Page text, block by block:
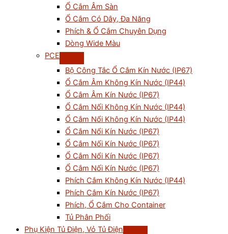
Ổ Cắm Âm Sàn
Ổ Cắm Có Dây, Đa Năng
Phích & Ổ Cắm Chuyên Dụng
Dòng Wide Màu
PCE
Bộ Công Tắc Ổ Cắm Kín Nước (IP67)
Ổ Cắm Âm Không Kín Nước (IP44)
Ổ Cắm Âm Kín Nước (IP67)
Ổ Cắm Nối Không Kín Nước (IP44)
Ổ Cắm Nổi Không Kín Nước (IP44)
Ổ Cắm Nổi Kín Nước (IP67)
Ổ Cắm Nối Kín Nước (IP67)
Ổ Cắm Nổi Kín Nước (IP67)
Ổ Cắm Nối Kín Nước (IP67)
Phích Cắm Không Kín Nước (IP44)
Phích Cắm Kín Nước (IP67)
Phích, Ổ Cắm Cho Container
Tủ Phân Phối
Phụ Kiện Tủ Điện, Vỏ Tủ Điện